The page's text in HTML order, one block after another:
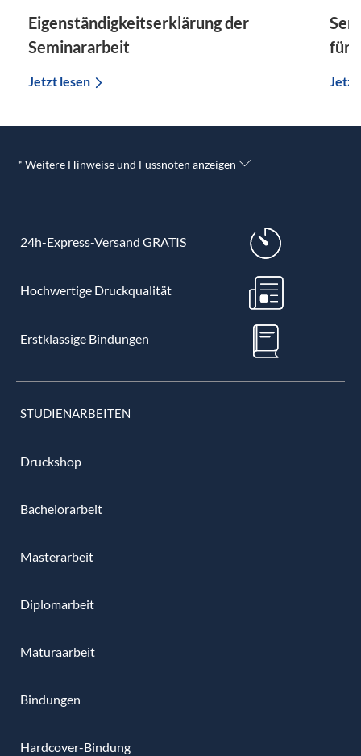
Eigenständigkeitserklärung der
Seminararbeit
Jetzt lesen
für
Jetzt
* Weitere Hinweise und Fussnoten anzeigen
24h-Express-Versand GRATIS
Hochwertige Druckqualität
Erstklassige Bindungen
STUDIENARBEITEN
Druckshop
Bachelorarbeit
Masterarbeit
Diplomarbeit
Maturaarbeit
Bindungen
Hardcover-Bindung